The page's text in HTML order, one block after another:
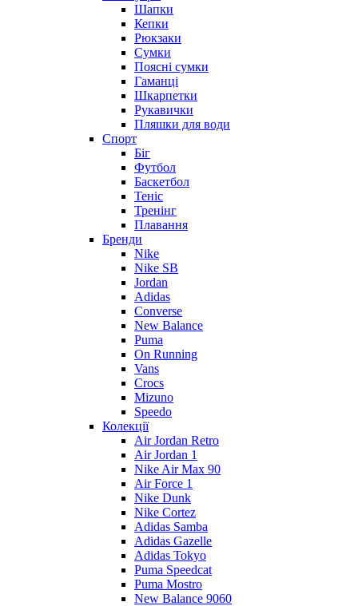
Шапки
Кепки
Рюкзаки
Сумки
Поясні сумки
Гаманці
Шкарпетки
Рукавички
Пляшки для води
Спорт
Біг
Футбол
Баскетбол
Теніс
Тренінг
Плавання
Бренди
Nike
Nike SB
Jordan
Adidas
Converse
New Balance
Puma
On Running
Vans
Crocs
Mizuno
Speedo
Колекції
Air Jordan Retro
Air Jordan 1
Nike Air Max 90
Air Force 1
Nike Dunk
Nike Cortez
Adidas Samba
Adidas Gazelle
Adidas Tokyo
Puma Speedcat
Puma Mostro
New Balance 9060